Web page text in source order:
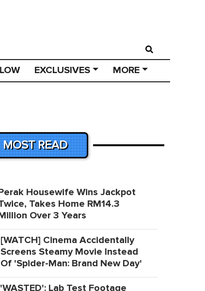
EXCLUSIVES MORE
MOST READ
Housewife Wins Jackpot
Takes Home RM14.3
Over 3 Years
[WATCH] Cinema Accidentally
Screens Steamy Movie Instead
Of 'Spider-Man: Brand New Day'
'WASTED': Lab Test Footage